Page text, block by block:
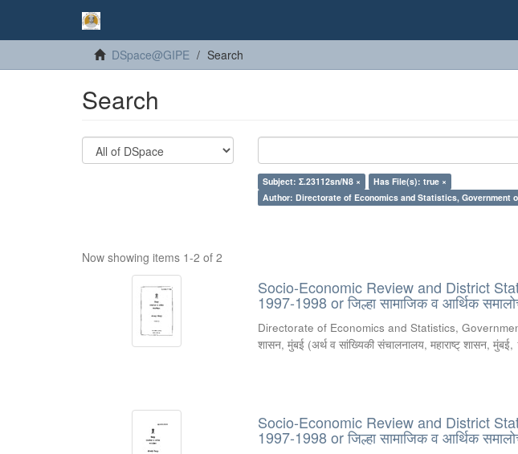
DSpace@GIPE Search
Search
Subject: Σ.23112sn/N8 ×
Has File(s): true ×
Author: Directorate of Economics and Statistics, Government
Now showing items 1-2 of 2
Socio-Economic Review and District
1997-1998 or जिल्हा सामाजिक व आर्थिक
Directorate of Economics and Statistics,
शासन, मुंबई (अर्थ व सांख्यिकी संचालनालय, महाराष्ट् शासन, मुंबई,
Socio-Economic Review and District
1997-1998 or जिल्हा सामाजिक व आर्थिक